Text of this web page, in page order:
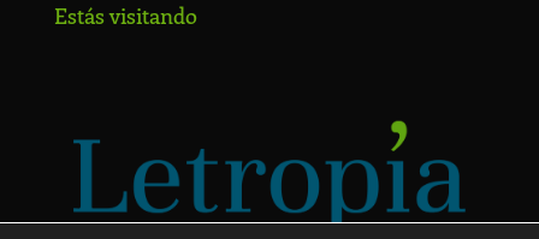
Estás visitando